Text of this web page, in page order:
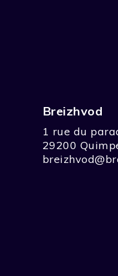
Breizhvod
1 rue du
29200